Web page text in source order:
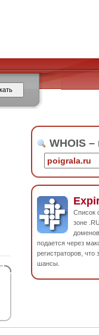
WHOIS
Список
зоне
подается через
регистраторов, что
шансы.